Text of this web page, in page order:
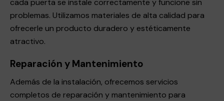
cada puerta se instale correctamente y funcione sin
problemas. Utilizamos materiales de alta calidad para
ofrecerle un producto duradero y estéticamente
atractivo.
Reparación y Mantenimiento
Además de la instalación, ofrecemos servicios
completos de reparación y mantenimiento para